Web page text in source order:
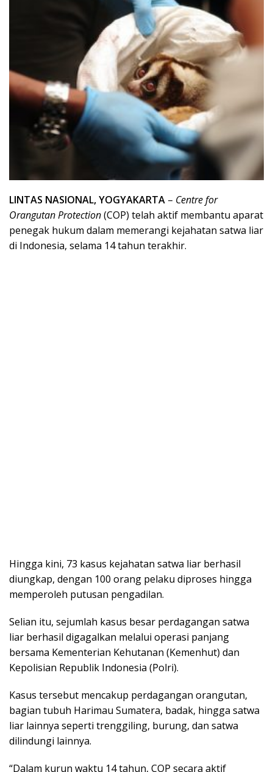
LINTAS NASIONAL, YOGYAKARTA – Centre for
Orangutan Protection(COP) telah aktif membantu aparat
penegak hukum dalam memerangi kejahatan satwa liar
di Indonesia, selama 14 tahun terakhir.
Hingga kini, 73 kasus kejahatan satwa liar berhasil
diungkap, dengan 100 orang pelaku diproses hingga
memperoleh putusan pengadilan.
Selian itu, sejumlah kasus besar perdagangan satwa
liar berhasil digagalkan melalui operasi panjang
bersama Kementerian Kehutanan (Kemenhut) dan
Kepolisian Republik Indonesia (Polri).
Kasus tersebut mencakup perdagangan orangutan,
bagian tubuh Harimau Sumatera, badak, hingga satwa
liar lainnya seperti trenggiling, burung, dan satwa
dilindungi lainnya.
“Dalam kurun waktu 14 tahun, COP secara aktif